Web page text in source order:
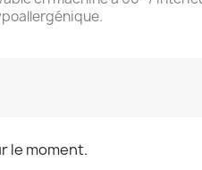
le moment.